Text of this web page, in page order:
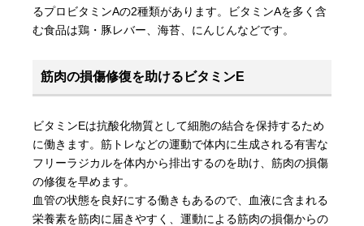
るプロビタミンAの2種類があります。ビタミンAを多く含
む食品は鶏・豚レバー、海苔、にんじんなどです。
筋肉の損傷修復を助けるビタミンE
ビタミンEは抗酸化物質として細胞の結合を保持するため
に働きます。筋トレなどの運動で体内に生成される有害な
フリーラジカルを体内から排出するのを助け、筋肉の損傷
の修復を早めます。
血管の状態を良好にする働きもあるので、血液に含まれる
栄養素を筋肉に届きやすく、運動による筋肉の損傷からの